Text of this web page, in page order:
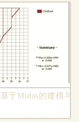
于Midas的建模与